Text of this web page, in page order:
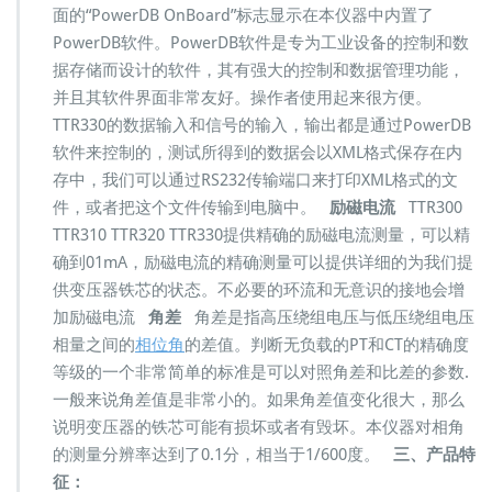
面的“PowerDB OnBoard”标志显示在本仪器中内置了
PowerDB软件。PowerDB软件是专为工业设备的控制和数
据存储而设计的软件，其有强大的控制和数据管理功能，
并且其软件界面非常友好。操作者使用起来很方便。
TTR330的数据输入和信号的输入，输出都是通过PowerDB
软件来控制的，测试所得到的数据会以XML格式保存在内
存中，我们可以通过RS232传输端口来打印XML格式的文
件，或者把这个文件传输到电脑中。 励磁电流TTR300
TTR310 TTR320 TTR330提供精确的励磁电流测量，可以精
确到01mA，励磁电流的精确测量可以提供详细的为我们提
供变压器铁芯的状态。不必要的环流和无意识的接地会增
加励磁电流 角差 角差是指高压绕组电压与低压绕组电压
相量之间的相位角的差值。判断无负载的PT和CT的精确度
等级的一个非常简单的标准是可以对照角差和比差的参数.
一般来说角差值是非常小的。如果角差值变化很大，那么
说明变压器的铁芯可能有损坏或者有毁坏。本仪器对相角
的测量分辨率达到了0.1分，相当于1/600度。 三、产品特
征：